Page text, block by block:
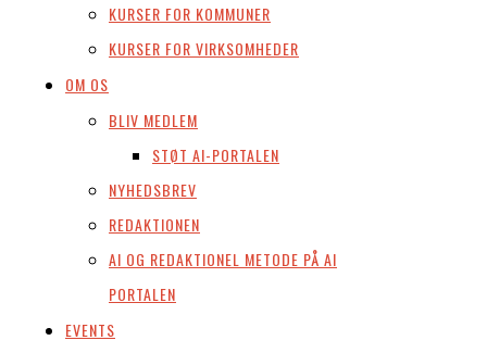
KURSER FOR KOMMUNER
KURSER FOR VIRKSOMHEDER
OM OS
BLIV MEDLEM
STØT AI-PORTALEN
NYHEDSBREV
REDAKTIONEN
AI OG REDAKTIONEL METODE PÅ AI
PORTALEN
EVENTS